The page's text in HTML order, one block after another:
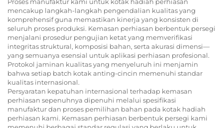
mencakup langkah-langkah pengendalian kualitas yang
komprehensif guna memastikan kinerja yang konsisten di
seluruh proses produksi. Kemasan perhiasan berbentuk persegi
menjalani prosedur pengujian ketat yang memverifikasi
integritas struktural, komposisi bahan, serta akurasi dimensi—
yang semuanya esensial untuk aplikasi perhiasan profesional.
Protokol jaminan kualitas yang menyeluruh ini menjamin
bahwa setiap batch kotak anting-cincin memenuhi standar
kualitas internasional.
Persyaratan kepatuhan internasional terhadap kemasan
perhiasan sepenuhnya dipenuhi melalui spesifikasi
manufaktur dan proses pemilihan bahan pada kotak hadiah
perhiasan kami. Kemasan perhiasan berbentuk persegi kami